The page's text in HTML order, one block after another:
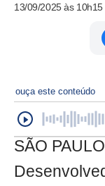
13/09/2025 às 10h15
ouça este conteúdo
SÃO